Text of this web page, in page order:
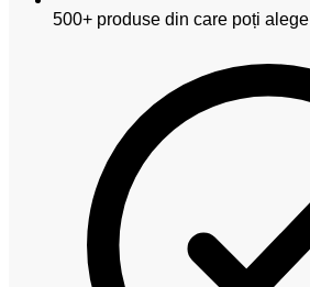
500+ produse din care poți alege